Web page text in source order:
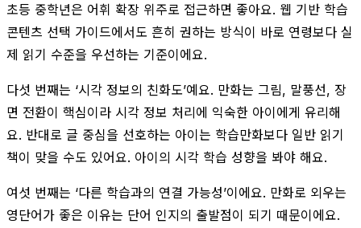
초등 중학년은 어휘 확장 위주로 접근하면 좋아요. 웹 기반 학습
콘텐츠 선택 가이드에서도 흔히 권하는 방식이 바로 연령보다 실
제 읽기 수준을 우선하는 기준이에요.
다섯 번째는 ‘시각 정보의 친화도’예요. 만화는 그림, 말풍선, 장
면 전환이 핵심이라 시각 정보 처리에 익숙한 아이에게 유리해
요. 반대로 글 중심을 선호하는 아이는 학습만화보다 일반 읽기
책이 맞을 수도 있어요. 아이의 시각 학습 성향을 봐야 해요.
여섯 번째는 ‘다른 학습과의 연결 가능성’이에요. 만화로 외우는
영단어가 좋은 이유는 단어 인지의 출발점이 되기 때문이에요.